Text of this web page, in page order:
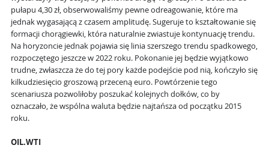
pułapu 4,30 zł, obserwowaliśmy pewne odreagowanie, które ma
jednak wygasającą z czasem amplitudę. Sugeruje to kształtowanie się
formacji chorągiewki, która naturalnie zwiastuje kontynuację trendu.
Na horyzoncie jednak pojawia się linia szerszego trendu spadkowego,
rozpoczętego jeszcze w 2022 roku. Pokonanie jej będzie wyjątkowo
trudne, zwłaszcza że do tej pory każde podejście pod nią, kończyło się
kilkudziesięcio groszową przeceną euro. Powtórzenie tego
scenariusza pozwoliłoby poszukać kolejnych dołków, co by
oznaczało, że wspólna waluta będzie najtańsza od początku 2015
roku.
OIL.WTI